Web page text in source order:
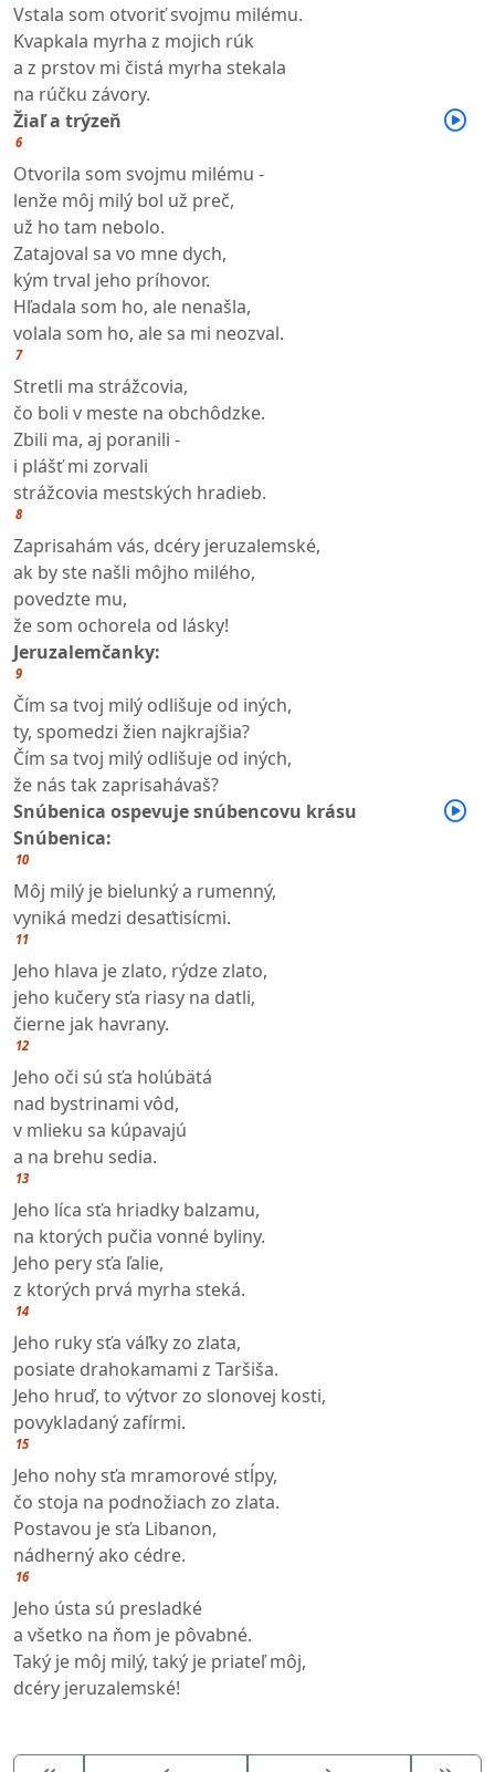
Vstala som otvoriť svojmu milému.
Kvapkala myrha z mojich rúk
a z prstov mi čistá myrha stekala
na rúčku závory.
Žiaľ a trýzeň
6
Otvorila som svojmu milému -
lenže môj milý bol už preč,
už ho tam nebolo.
Zatajoval sa vo mne dych,
kým trval jeho príhovor.
Hľadala som ho, ale nenašla,
volala som ho, ale sa mi neozval.
7
Stretli ma strážcovia,
čo boli v meste na obchôdzke.
Zbili ma, aj poranili -
i plášť mi zorvali
strážcovia mestských hradieb.
8
Zaprisahám vás, dcéry jeruzalemské,
ak by ste našli môjho milého,
povedzte mu,
že som ochorela od lásky!
Jeruzalemčanky:
9
Čím sa tvoj milý odlišuje od iných,
ty, spomedzi žien najkrajšia?
Čím sa tvoj milý odlišuje od iných,
že nás tak zaprisahávaš?
Snúbenica ospevuje snúbencovu krásu
Snúbenica:
10
Môj milý je bielunký a rumenný,
vyniká medzi desaťtisícmi.
11
Jeho hlava je zlato, rýdze zlato,
jeho kučery sťa riasy na datli,
čierne jak havrany.
12
Jeho oči sú sťa holúbätá
nad bystrinami vôd,
v mlieku sa kúpavajú
a na brehu sedia.
13
Jeho líca sťa hriadky balzamu,
na ktorých pučia vonné byliny.
Jeho pery sťa ľalie,
z ktorých prvá myrha steká.
14
Jeho ruky sťa váľky zo zlata,
posiate drahokamami z Taršiša.
Jeho hruď, to výtvor zo slonovej kosti,
povykladaný zafírmi.
15
Jeho nohy sťa mramorové stĺpy,
čo stoja na podnožiach zo zlata.
Postavou je sťa Libanon,
nádherný ako cédre.
16
Jeho ústa sú presladké
a všetko na ňom je pôvabné.
Taký je môj milý, taký je priateľ môj,
dcéry jeruzalemské!